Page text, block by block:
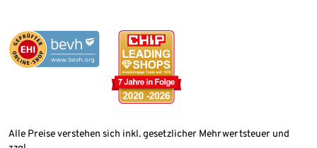
Alle Preise verstehen sich inkl. gesetzlicher Mehrwertsteuer und